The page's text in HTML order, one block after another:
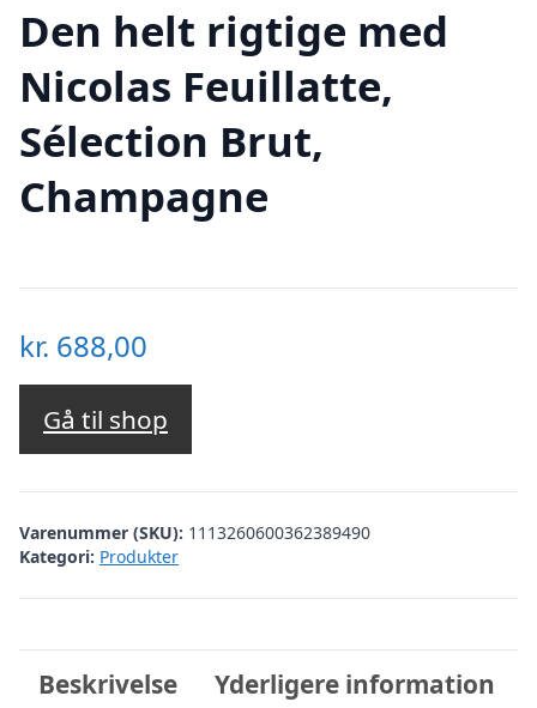
Den helt rigtige med
Nicolas Feuillatte,
Sélection Brut,
Champagne
kr. 688,00
Gå til shop
Varenummer (SKU): 1113260600362389490
Kategori: Produkter
Beskrivelse Yderligere information